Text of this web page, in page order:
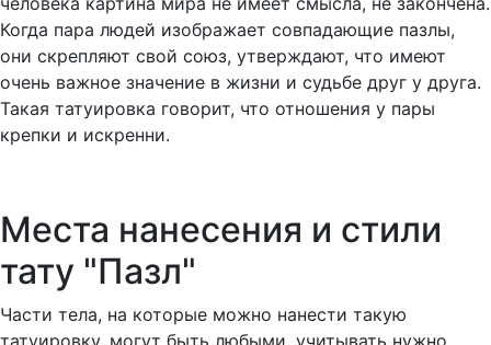
Когда пара людей изображает совпадающие пазлы,
они скрепляют свой союз, утверждают, что имеют
очень важное значение в жизни и судьбе друг у друга.
Такая татуировка говорит, что отношения у пары
крепки и искренни.
Места нанесения и стили
тату "Пазл"
Части тела, на которые можно нанести такую
татуировку, могут быть любыми, учитывать нужно